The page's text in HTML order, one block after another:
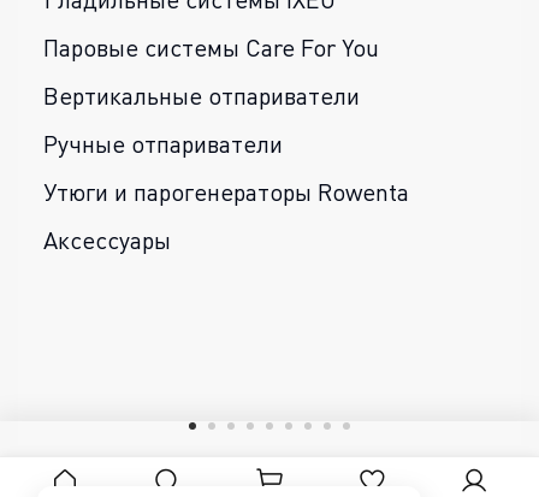
Паровые системы Care For You
Вертикальные отпариватели
Ручные отпариватели
Утюги и парогенераторы Rowenta
Аксессуары